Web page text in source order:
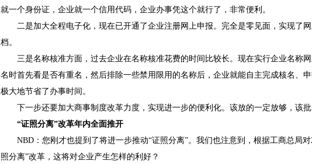
就一个身份证，企业就一个信用代码，企业办事凭这个就行了，非常便利。
二是加大全程电子化，现在已开通了企业注册网上申报。完全是零见面，实现了网
档。
三是名称核准方面，过去企业在名称核准花费的时间比较长。现在实行企业名称网
名时首先看是否有重名，然后排除一些禁用限用的名称后，企业就能自主完成核名、
极大地节省了办事时间。
下一步还要加大商事制度改革力度，实现进一步的便利化。该放的一定放够，该批
“证照分离”改革年内全面推开
NBD：您刚才也提到了将进一步推动“证照分离”。我们也注意到，根据工商总局对
照分离”改革，这将对企业产生怎样的利好？